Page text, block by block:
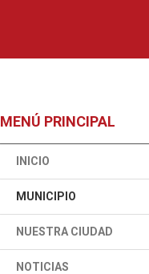
MENÚ PRINCIPAL
INICIO
MUNICIPIO
NUESTRA CIUDAD
NOTICIAS